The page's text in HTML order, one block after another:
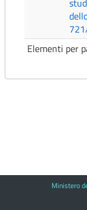
Elementi per
Ministero